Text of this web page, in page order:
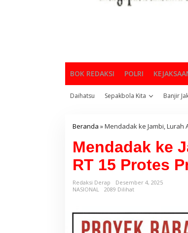
BOK REDAKSI POLRI
Daihatsu Sepakbola Kita Banjir
Beranda »Mendadak ke Jambi, Lurah
Mendadak ke
RT 15 Protes
Redaksi Derap
Desember 4, 2025
NASIONAL
2089 Dilihat